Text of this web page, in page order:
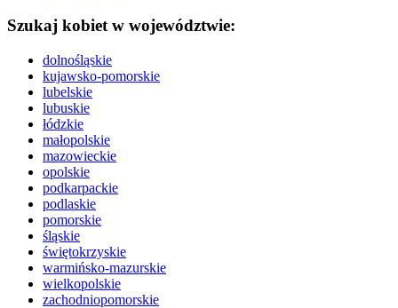
Szukaj kobiet w województwie:
dolnośląskie
kujawsko-pomorskie
lubelskie
lubuskie
łódzkie
małopolskie
mazowieckie
opolskie
podkarpackie
podlaskie
pomorskie
śląskie
świętokrzyskie
warmińsko-mazurskie
wielkopolskie
zachodniopomorskie